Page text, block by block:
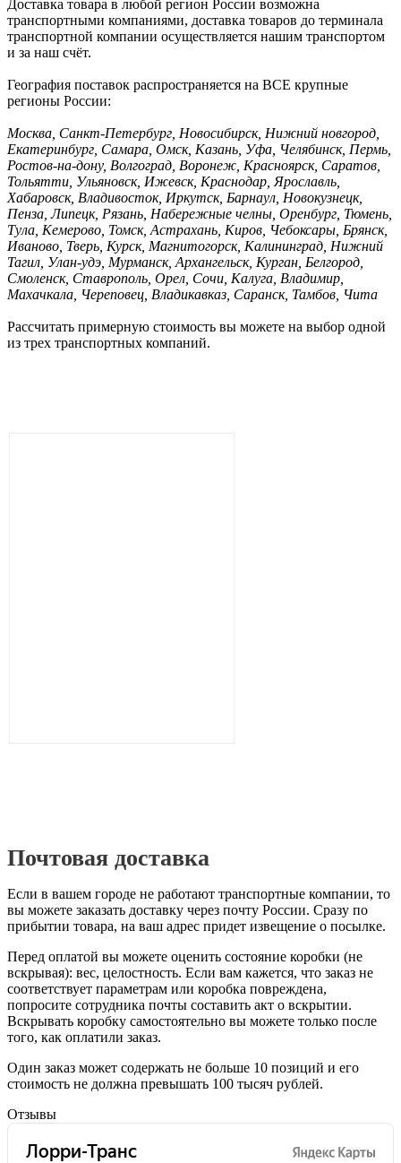
Доставка товара в любой регион России возможна
транспортными компаниями, доставка товаров до терминала
транспортной компании осуществляется нашим транспортом
и за наш счёт.
География поставок распространяется на ВСЕ крупные
регионы России:
Москва, Санкт-Петербург, Новосибирск, Нижний новгород,
Екатеринбург, Самара, Омск, Казань, Уфа, Челябинск, Пермь,
Ростов-на-дону, Волгоград, Воронеж, Красноярск, Саратов,
Тольятти, Ульяновск, Ижевск, Краснодар, Ярославль,
Хабаровск, Владивосток, Иркутск, Барнаул, Новокузнецк,
Пенза, Липецк, Рязань, Набережные челны, Оренбург, Тюмень,
Тула, Кемерово, Томск, Астрахань, Киров, Чебоксары, Брянск,
Иваново, Тверь, Курск, Магнитогорск, Калининград, Нижний
Тагил, Улан-удэ, Мурманск, Архангельск, Курган, Белгород,
Смоленск, Ставрополь, Орел, Сочи, Калуга, Владимир,
Махачкала, Череповец, Владикавказ, Саранск, Тамбов, Чита
Рассчитать примерную стоимость вы можете на выбор одной
из трех транспортных компаний.
Почтовая доставка
Если в вашем городе не работают транспортные компании, то
вы можете заказать доставку через почту России. Сразу по
прибытии товара, на ваш адрес придет извещение о посылке.
Перед оплатой вы можете оценить состояние коробки (не
вскрывая): вес, целостность. Если вам кажется, что заказ не
соответствует параметрам или коробка повреждена,
попросите сотрудника почты составить акт о вскрытии.
Вскрывать коробку самостоятельно вы можете только после
того, как оплатили заказ.
Один заказ может содержать не больше 10 позиций и его
стоимость не должна превышать 100 тысяч рублей.
Отзывы